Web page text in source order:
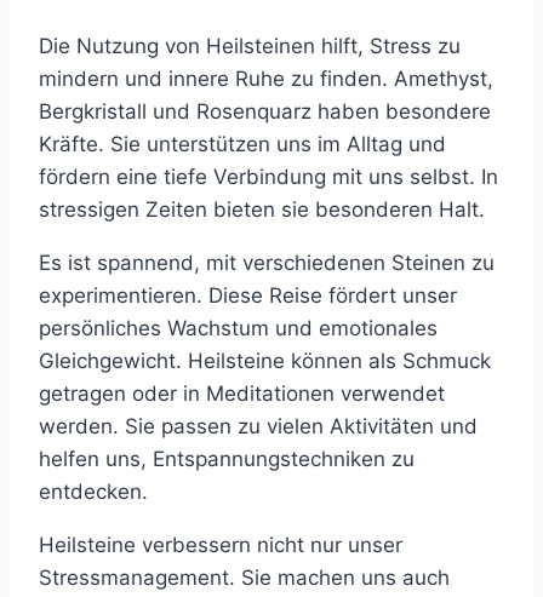
Die Nutzung von Heilsteinen hilft, Stress zu
mindern und innere Ruhe zu finden. Amethyst,
Bergkristall und Rosenquarz haben besondere
Kräfte. Sie unterstützen uns im Alltag und
fördern eine tiefe Verbindung mit uns selbst. In
stressigen Zeiten bieten sie besonderen Halt.
Es ist spannend, mit verschiedenen Steinen zu
experimentieren. Diese Reise fördert unser
persönliches Wachstum und emotionales
Gleichgewicht. Heilsteine können als Schmuck
getragen oder in Meditationen verwendet
werden. Sie passen zu vielen Aktivitäten und
helfen uns, Entspannungstechniken zu
entdecken.
Heilsteine verbessern nicht nur unser
Stressmanagement. Sie machen uns auch